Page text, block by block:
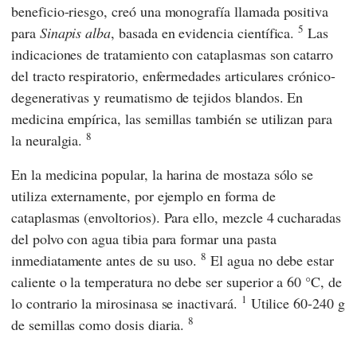
beneficio-riesgo, creó una monografía llamada positiva
para Sinapis alba, basada en evidencia científica.5 Las
indicaciones de tratamiento con cataplasmas son catarro
del tracto respiratorio, enfermedades articulares crónico-
degenerativas y reumatismo de tejidos blandos. En
medicina empírica, las semillas también se utilizan para
la neuralgia.8
En la medicina popular, la harina de mostaza sólo se
utiliza externamente, por ejemplo en forma de
cataplasmas (envoltorios). Para ello, mezcle 4 cucharadas
del polvo con agua tibia para formar una pasta
inmediatamente antes de su uso.8 El agua no debe estar
caliente o la temperatura no debe ser superior a 60 °C, de
lo contrario la mirosinasa se inactivará. 1 Utilice 60-240 g
de semillas como dosis diaria.8